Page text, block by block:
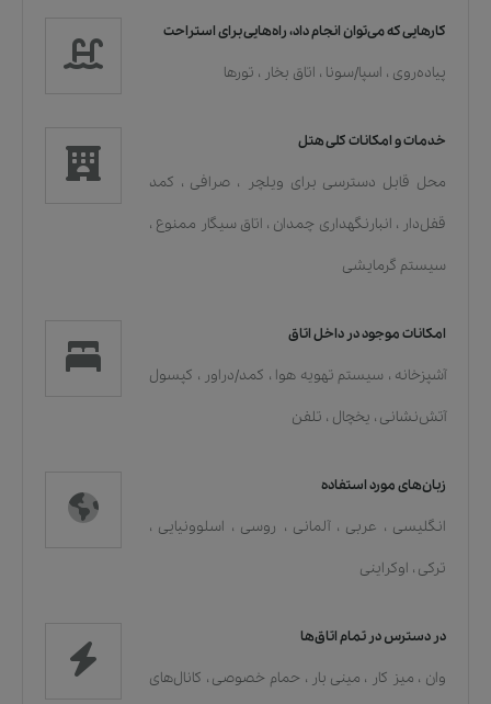
کارهایی که می‌توان انجام داد، راه‌هایی برای استراحت
پیاده‌روی ، اسپا/سونا ، اتاق بخار ، تورها
خدمات و امکانات کلی هتل
محل قابل دسترسی برای ویلچر ، صرافی ، کمد
قفل‌دار ، انبارنگهداری چمدان ، اتاق سیگار ممنوع ،
سیستم گرمایشی
امکانات موجود در داخل اتاق
آشپزخانه ، سیستم تهویه هوا ، کمد/دراور ، کپسول
آتش‌نشانی ، یخچال ، تلفن
زبان‌های مورد استفاده
انگلیسی ، عربی ، آلمانی ، روسی ، اسلوونیایی ،
ترکی ، اوکراینی
در دسترس در تمام اتاق‌ها
وان ، میز کار ، مینی بار ، حمام خصوصی ، کانال‌های